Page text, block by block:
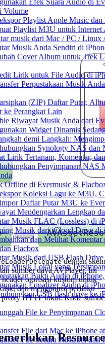
Efek Suara Audio di
Volume
Playlist Apple Music
Playlist M3U untuk
musik dari Mac / PC /
Musik Anda Sendiri di
Cover Album untuk Trek
Lirik untuk File Audio di
Perpustakaan Musik
(ZIP) Daftar Putar,
ke Perangkat Lain
Riwayat Musik Anda dari
Widget Dinamis
demi Langkah:
Synology NAS dan
Lirik Tertanam, Komentar,
Penyimpanan NAS
Offline di Evermusic &
Koleksi Lagu ke M3U,
Daftar Putar M3U ke
Mendengarkan Lengkap
Musik FLAC (Lossless) di
Musik dari iCloud Drive di
dan Melihat
Flacbox
Musik dari USB Flash
Musik Lokal yang
Buku Audio di
Equalizer Audio di
USB flash drive ke
File ke Penyimpanan
File dari Mac ke iPhone
File Secara Nirkabel
dengan
sumber daya AVPlayer. Ini
otorisasi kustom untuk
dan mengontrol perilaku
proxy HTTP lokal. Kode
Resource